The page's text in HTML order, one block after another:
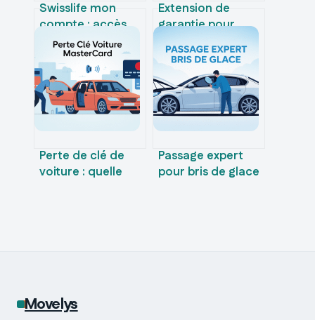
Swisslife mon
compte : accès,
espace client et
services à
connaître
Extension de
garantie pour
voiture : ce qu’il
faut vraiment
savoir
Perte de clé de
voiture : quelle
Passage expert
pour bris de glace
Movelys